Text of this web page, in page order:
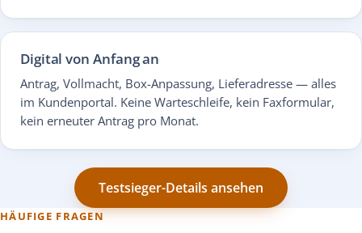
Digital von Anfang an
Antrag, Vollmacht, Box-Anpassung, Lieferadresse — alles
im Kundenportal. Keine Warteschleife, kein Faxformular,
kein erneuter Antrag pro Monat.
Testsieger-Details ansehen
HÄUFIGE FRAGEN